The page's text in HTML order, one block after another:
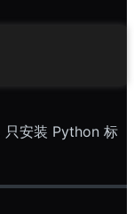
只安装 Python 标